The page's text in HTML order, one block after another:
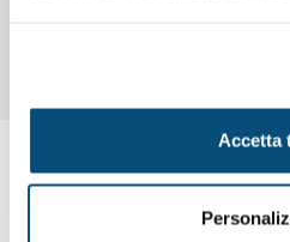
Accetta
Da anni